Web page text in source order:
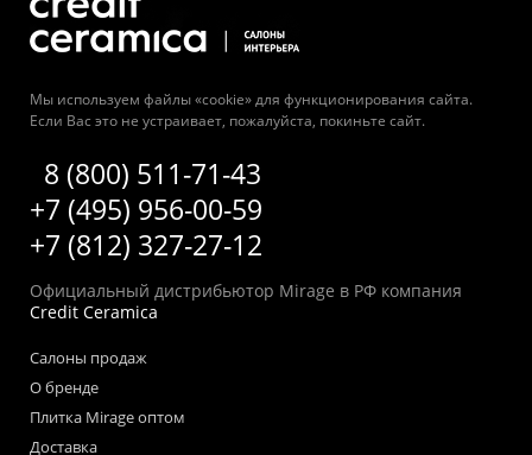
Мы используем файлы «cookie» для функционирования сайта.
Если Вас это не устраивает, пожалуйста, покиньте сайт.
8 (800) 511-71-43
+7 (495) 956-00-59
+7 (812) 327-27-12
Официальный дистрибьютор Mirage в РФ компания
Credit Ceramica
Салоны продаж
О бренде
Плитка Mirage оптом
Доставка